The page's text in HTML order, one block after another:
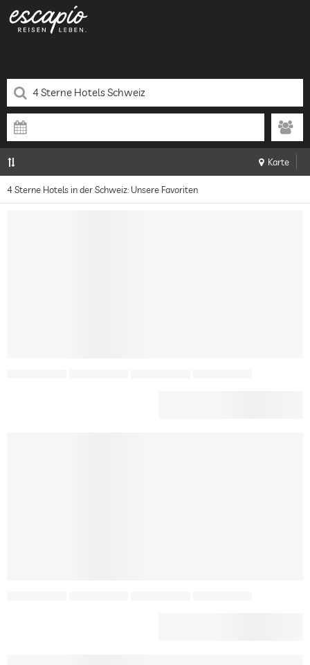
Karte
4 Sterne Hotels in der Schweiz: Unsere Favoriten